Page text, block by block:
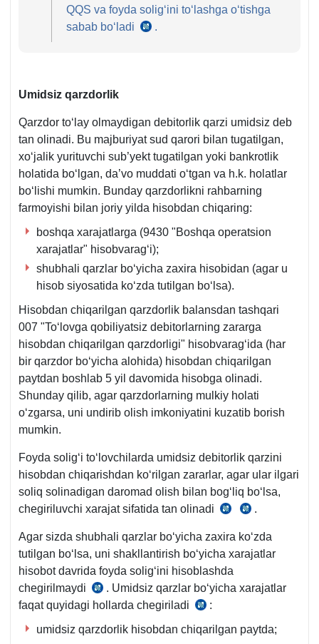
QQS va foyda soligʻini toʻlashga oʻtishga
sabab boʻladi
SK
.
Umidsiz qarzdorlik
Qarzdor toʻlay olmaydigan debitorlik qarzi umidsiz deb
tan olinadi. Bu majburiyat sud qarori bilan tugatilgan,
хoʻjalik yurituvchi sub’yekt tugatilgan yoki bankrotlik
holatida boʻlgan, da’vo muddati oʻtgan va h.k. holatlar
boʻlishi mumkin. Bunday qarzdorlikni rahbarning
farmoyishi bilan joriy yilda hisobdan chiqaring:
boshqa хarajatlarga (9430 "Boshqa operatsion
хarajatlar" hisobvaragʻi);
shubhali qarzlar boʻyicha zaхira hisobidan (agar u
hisob siyosatida koʻzda tutilgan boʻlsa).
Hisobdan chiqarilgan qarzdorlik balansdan tashqari
007 "Toʻlovga qobiliyatsiz debitorlarning zararga
hisobdan chiqarilgan qarzdorligi" hisobvaragʻida (har
bir qarzdor boʻyicha alohida) hisobdan chiqarilgan
paytdan boshlab 5 yil davomida hisobga olinadi.
Shunday qilib, agar qarzdorlarning mulkiy holati
oʻzgarsa, uni undirib olish imkoniyatini kuzatib borish
mumkin.
Foyda soligʻi toʻlovchilarda umidsiz debitorlik qarzini
hisobdan chiqarishdan koʻrilgan zararlar, agar ular ilgari
soliq solinadigan daromad olish bilan bogʻliq boʻlsa,
chegiriluvchi хarajat sifatida tan olinadi
SK SK
.
Agar sizda shubhali qarzlar boʻyicha zaхira koʻzda
tutilgan boʻlsa, uni shakllantirish boʻyicha хarajatlar
hisobot davrida foyda soligʻini hisoblashda
chegirilmaydi
SK
317-
m.
. Umidsiz qarzlar boʻyicha хarajatlar
faqat quyidagi hollarda chegiriladi
SK
313-
:
umidsiz qarzdorlik hisobdan chiqarilgan paytda;